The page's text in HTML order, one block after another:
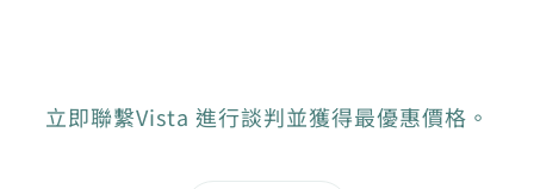
立即聯繫Vista 進行談判並獲得最優惠價格。